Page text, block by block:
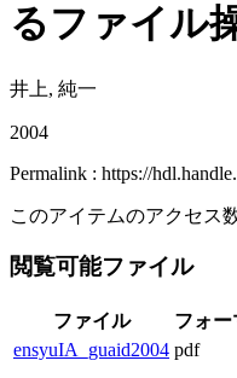
るファイル
井上, 純一
2004
Permalink : https://
このアイテムのアクセス
閲覧可能ファイル
ファイル フォー
ensyuIA_guaid2004 pdf